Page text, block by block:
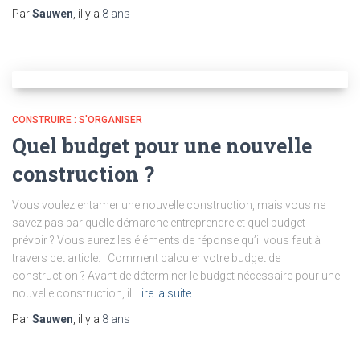
ParSauwen , il y a 8 ans
CONSTRUIRE : S'ORGANISER
Quel budget pour une nouvelle
construction ?
Vous voulez entamer une nouvelle construction, mais vous ne
savez pas par quelle démarche entreprendre et quel budget
prévoir ? Vous aurez les éléments de réponse qu’il vous faut à
travers cet article. Comment calculer votre budget de
construction ? Avant de déterminer le budget nécessaire pour une
nouvelle construction, il
Lire la suite
ParSauwen , il y a 8 ans